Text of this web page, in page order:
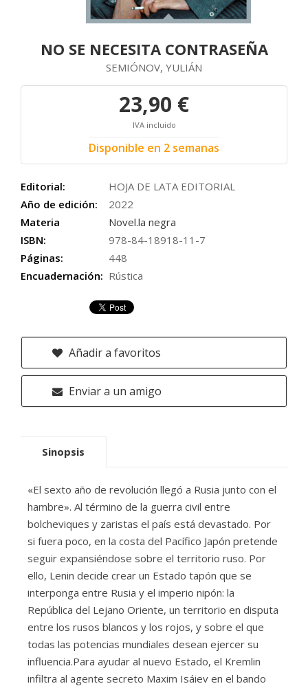
NO SE NECESITA CONTRASEÑA
SEMIÓNOV, YULIÁN
23,90 €
IVA incluido
Disponible en 2 semanas
Editorial:
HOJA DE LATA EDITORIAL
Año de edición:
2022
Materia
Novel.la negra
ISBN:
978-84-18918-11-7
Páginas:
448
Encuadernación: Rústica
Añadir a favoritos
Enviar a un amigo
Sinopsis
«El sexto año de revolución llegó a Rusia junto con el
hambre». Al término de la guerra civil entre
bolcheviques y zaristas el país está devastado. Por
si fuera poco, en la costa del Pacífico Japón pretende
seguir expansiéndose sobre el territorio ruso. Por
ello, Lenin decide crear un Estado tapón que se
interponga entre Rusia y el imperio nipón: la
República del Lejano Oriente, un territorio en disputa
entre los rusos blancos y los rojos, y sobre el que
todas las potencias mundiales desean ejercer su
influencia.Para ayudar al nuevo Estado, el Kremlin
infiltra al agente secreto Maxim Isáiev en el bando